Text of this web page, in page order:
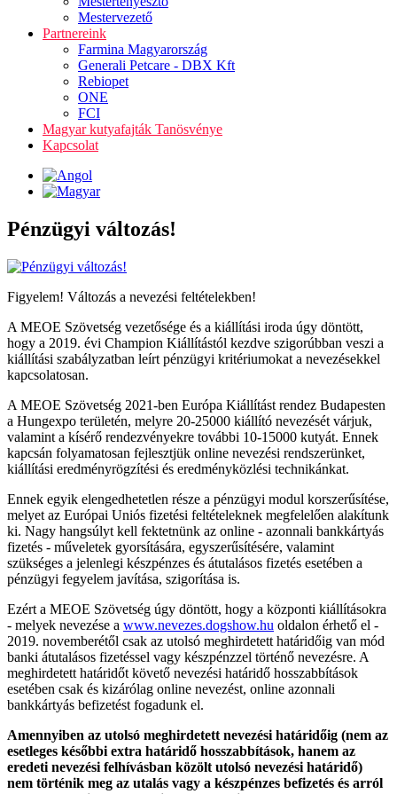
Mestervezető
Partnereink
Farmina Magyarország
Generali Petcare - DBX Kft
Rebiopet
ONE
FCI
Magyar kutyafajták Tanösvénye
Kapcsolat
Pénzügyi változás!
Figyelem! Változás a nevezési feltételekben!
A MEOE Szövetség vezetősége és a kiállítási iroda úgy döntött,
hogy a 2019. évi Champion Kiállítástól kezdve szigorúbban veszi a
kiállítási szabályzatban leírt pénzügyi kritériumokat a nevezésekkel
kapcsolatosan.
A MEOE Szövetség 2021-ben Európa Kiállítást rendez Budapesten
a Hungexpo területén, melyre 20-25000 kiállító nevezését várjuk,
valamint a kísérő rendezvényekre további 10-15000 kutyát. Ennek
kapcsán folyamatosan fejlesztjük online nevezési rendszerünket,
kiállítási eredményrögzítési és eredményközlési technikánkat.
Ennek egyik elengedhetetlen része a pénzügyi modul korszerűsítése,
melyet az Európai Uniós fizetési feltételeknek megfelelően alakítunk
ki. Nagy hangsúlyt kell fektetnünk az online - azonnali bankkártyás
fizetés - műveletek gyorsítására, egyszerűsítésére, valamint
szükséges a jelenlegi készpénzes és átutalásos fizetés esetében a
pénzügyi fegyelem javítása, szigorítása is.
Ezért a MEOE Szövetség úgy döntött, hogy a központi kiállításokra
- melyek nevezése a www.nevezes.dogshow.hu oldalon érhető el -
2019. novemberétől csak az utolsó meghirdetett határidőig van mód
banki átutalásos fizetéssel vagy készpénzzel történő nevezésre. A
meghirdetett határidőt követő nevezési határidő hosszabbítások
esetében csak és kizárólag online nevezést, online azonnali
bankkártyás befizetést fogadunk el.
Amennyiben az utolsó meghirdetett nevezési határidőig (nem az
esetleges későbbi extra határidő hosszabbítások, hanem az
eredeti nevezési felhívásban közölt utolsó nevezési határidő)
nem történik meg az utalás vagy a készpénzes befizetés és arról